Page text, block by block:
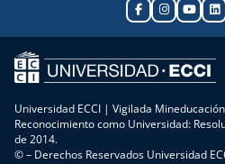
Universidad ECCI | Vigilada Mineducación
Reconocimiento como Universidad:
de 2014.
© – Derechos Reservados Universidad